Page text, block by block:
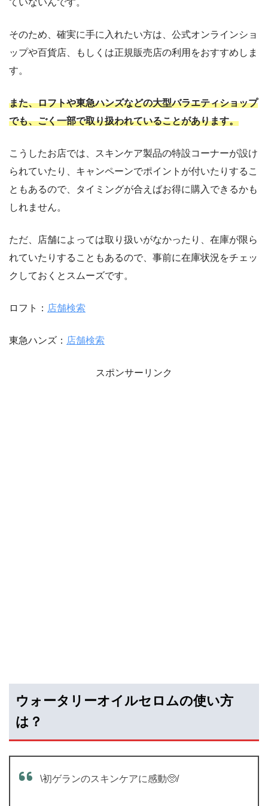
ていないんです。
そのため、確実に手に入れたい方は、公式オンラインショ
ップや百貨店、もしくは正規販売店の利用をおすすめしま
す。
また、ロフトや東急ハンズなどの大型バラエティショップ
でも、ごく一部で取り扱われていることがあります。
こうしたお店では、スキンケア製品の特設コーナーが設け
られていたり、キャンペーンでポイントが付いたりするこ
ともあるので、タイミングが合えばお得に購入できるかも
しれません。
ただ、店舗によっては取り扱いがなかったり、在庫が限ら
れていたりすることもあるので、事前に在庫状況をチェッ
クしておくとスムーズです。
ロフト： 店舗検索
東急ハンズ： 店舗検索
スポンサーリンク
ウォータリーオイルセロムの使い方
は？
\初ゲランのスキンケアに感動🥺/